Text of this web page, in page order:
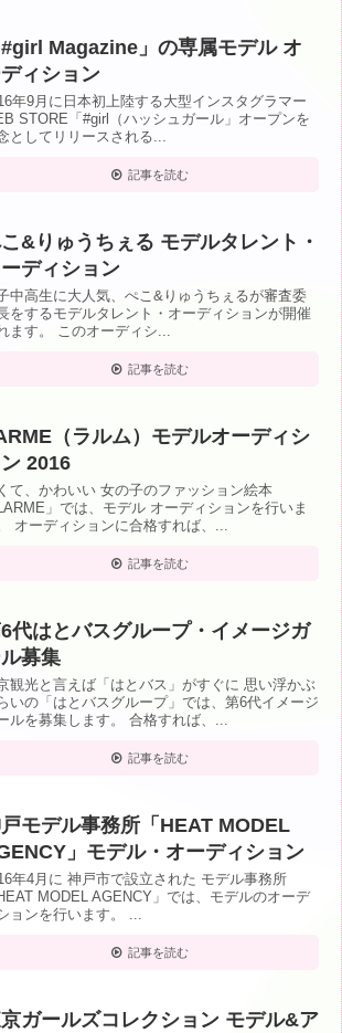
#girl Magazine」の専属モデル オ
ィション
年9月に日本初上陸する大型インスタグラマー
STORE「#girl（ハッシュガール」オープンを
としてリリースされる...
記事を読む
&りゅうちぇる モデルタレント・
ディション
中高生に大人気、ぺこ&りゅうちぇるが審査委
をするモデルタレント・オーディションが開催
ます。 このオーディシ...
記事を読む
（ラルム）モデルオーディシ
ン 2016
て、かわいい 女の子のファッション絵本
LARME」では、モデル オーディションを行いま
オーディションに合格すれば、...
記事を読む
代はとバスグループ・イメージガ
募集
観光と言えば「はとバス」がすぐに 思い浮かぶ
いの「はとバスグループ」では、第6代イメージ
ルを募集します。 合格すれば、...
記事を読む
モデル事務所「HEAT MODEL
」モデル・オーディション
年4月に 神戸市で設立された モデル事務所
HEAT MODEL AGENCY」では、モデルのオーデ
ョンを行います。 ...
記事を読む
ガールズコレクション モデル&ア